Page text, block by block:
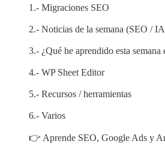
1.- Migraciones SEO
2.- Noticias de la semana (SEO /
3.- ¿Qué he aprendido esta semana
4.- WP Sheet Editor
5.- Recursos / herramientas
6.- Varios
👉 Aprende SEO, Google Ads y